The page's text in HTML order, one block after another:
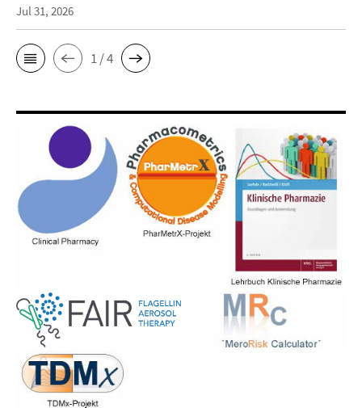
Jul 31, 2026
1 / 4